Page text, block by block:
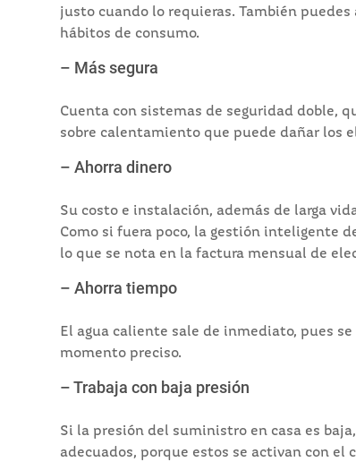
justo cuando lo requieras. También puedes
hábitos de consumo.
– Más segura
Cuenta con sistemas de seguridad doble,
sobre calentamiento que puede dañar los
– Ahorra dinero
Su costo e instalación, además de larga
Como si fuera poco, la gestión inteligente
lo que se nota en la factura mensual de
– Ahorra tiempo
El agua caliente sale de inmediato, pues
momento preciso.
– Trabaja con baja presión
Si la presión del suministro en casa es
adecuados, porque estos se activan con el